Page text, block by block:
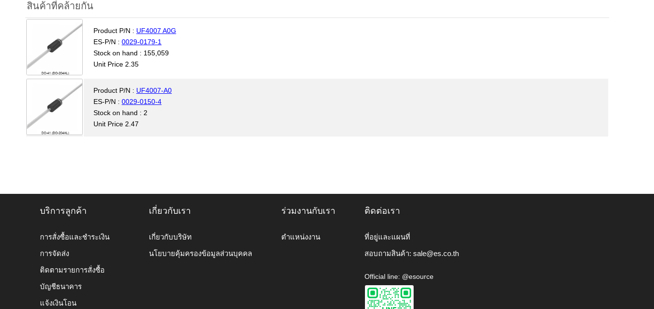
สินค้าที่คล้ายกัน
Product P/N : UF4007 A0G
ES-P/N : 0029-0179-1
Stock on hand : 155,059
Unit Price 2.35
Product P/N : UF4007-A0
ES-P/N : 0029-0150-4
Stock on hand : 2
Unit Price 2.47
บริการลูกค้า
การสั่งซื้อและชำระเงิน
การจัดส่ง
ติดตามรายการสั่งซื้อ
บัญชีธนาคาร
แจ้งเงินโอน
เกี่ยวกับเรา
เกี่ยวกับบริษัท
นโยบายคุ้มครองข้อมูลส่วนบุคคล
ร่วมงานกับเรา
ตำแหน่งงาน
ติดต่อเรา
ที่อยู่และแผนที่
สอบถามสินค้า: sale@es.co.th
Official line: @esource